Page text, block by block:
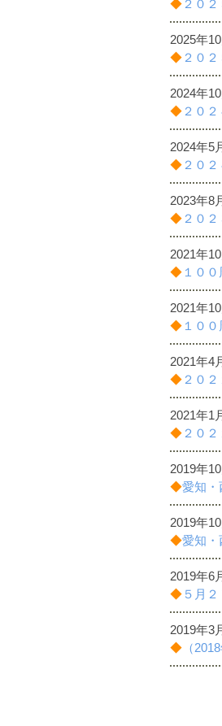
◆ ２０
2025年
◆ ２０
2024年
◆ ２０
2024年5
◆ ２０
2023年8
◆ ２０
2021年
◆ １０
2021年
◆ １０
2021年4
◆ ２０
2021年1
◆ ２０
2019年
◆愛知
2019年
◆愛知
2019年6
◆ ５月
2019年3
◆ （